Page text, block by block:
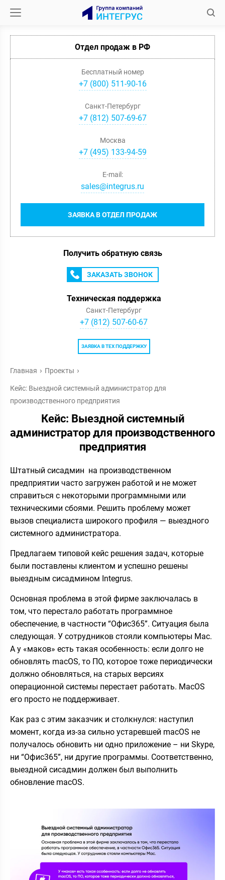
Отдел продаж в РФ
Бесплатный номер
+7 (800) 511-90-16
Санкт-Петербург
+7(812) 507-69-67
Москва
+7(495) 133-94-59
ЗАЯВКА В ОТДЕЛ ПРОДАЖ
E-mail:
sales@integrus.ru
Получить обратную связь
ЗАКАЗАТЬ ЗВОНОК
Техническая поддержка
Санкт-Петербург
+7 (812) 507-60-67
ЗАЯВКА В ТЕХ ПОДДЕРЖКУ
Главная Проекты
Кейс: Выездной системный администратор для
производственного предприятия
Кейс: Выездной системный
администратор для производственного
предприятия
Штатный сисадмин на производственном
предприятии часто загружен работой и не может
справиться с некоторыми программными или
техническими сбоями. Решить проблему может
вызов специалиста широкого профиля — выездного
системного администратора.
Предлагаем типовой кейс решения задач, которые
были поставлены клиентом и успешно решены
выездным сисадмином Integrus.
Основная проблема в этой фирме заключалась в
том, что перестало работать программное
обеспечение, в частности “Офис365”. Ситуация была
следующая. У сотрудников стояли компьютеры Mac.
А у «маков» есть такая особенность: если долго не
обновлять macOS, то ПО, которое тоже периодически
должно обновляться, на старых версиях
операционной системы перестает работать. MacOS
его просто не поддерживает.
Как раз с этим заказчик и столкнулся: наступил
момент, когда из-за сильно устаревшей macOS не
получалось обновить ни одно приложение – ни Skype,
ни “Офис365”, ни другие программы. Соответственно,
выездной сисадмин должен был выполнить
обновление macOS.